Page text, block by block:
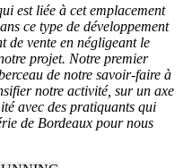
est liée à cet emplacement
ce type de développement
de vente en négligeant le
projet. Notre premier
de notre savoir-faire à
notre activité, sur un axe
avec des pratiquants qui
de Bordeaux pour nous